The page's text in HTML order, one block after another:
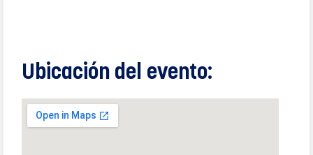
Ubicación del evento: